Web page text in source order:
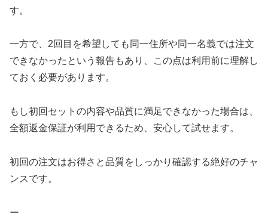
す。
一方で、2回目を希望しても同一住所や同一名義では注文
できなかったという報告もあり、この点は利用前に理解し
ておく必要があります。
もし初回セットの内容や品質に満足できなかった場合は、
全額返金保証が利用できるため、安心して試せます。
初回の注文はお得さと品質をしっかり確認する絶好のチャ
ンスです。
ー